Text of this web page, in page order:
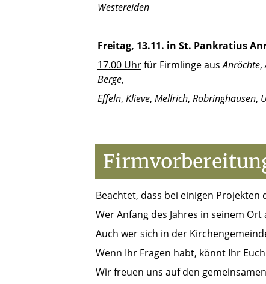
Westereiden
Freitag, 13.11. in St. Pankratius
17.00 Uhrfür Firmlinge ausAnröchte,
Berge,
Effeln, Klieve, Mellrich, Robringhausen,
Beachtet, dass bei einigen Projekten
Wer Anfang des Jahres in seinem
Auch wer sich in der
Wenn Ihr Fragen habt, könnt Ihr
Wir freuen uns auf den